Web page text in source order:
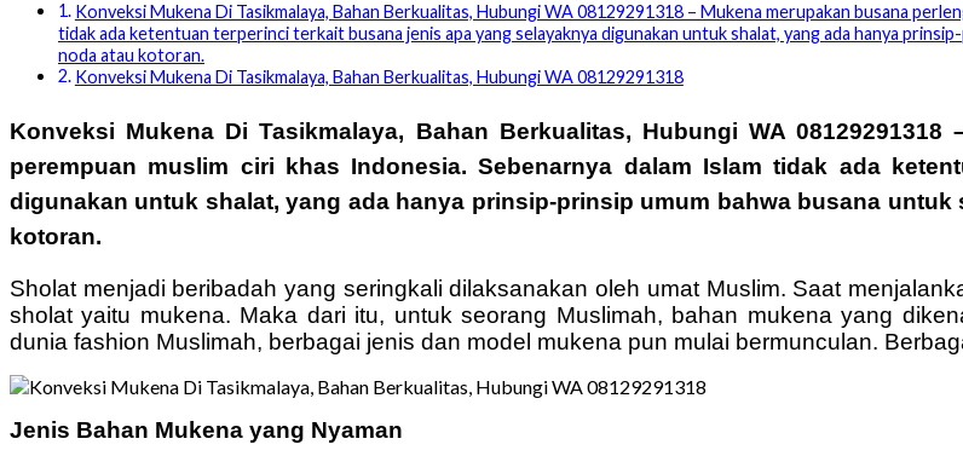
Konveksi Mukena Di Tasikmalaya, Bahan Berkualitas, Hubungi WA 08129291318 – Mukena merupakan busana
tidak ada ketentuan terperinci terkait busana jenis apa yang selayaknya digunakan untuk shalat, yang ada hanya
noda atau kotoran.
Konveksi Mukena Di Tasikmalaya, Bahan Berkualitas, Hubungi WA 08129291318
Konveksi Mukena Di Tasikmalaya, Bahan Berkualitas, Hubungi WA 08129291318
perempuan muslim ciri khas Indonesia. Sebenarnya dalam Islam tidak ada
digunakan untuk shalat, yang ada hanya prinsip-prinsip umum bahwa busana
kotoran.
Sholat menjadi beribadah yang seringkali dilaksanakan oleh umat Muslim. Saat
sholat yaitu mukena. Maka dari itu, untuk seorang Muslimah, bahan mukena yang
dunia fashion Muslimah, berbagai jenis dan model mukena pun mulai bermunculan.
Jenis Bahan Mukena yang Nyaman